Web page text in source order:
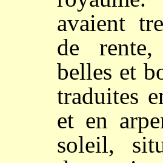
avaient
de
belles et
traduites
et en
soleil,